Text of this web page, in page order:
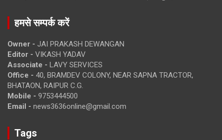
हमसे सम्पर्क करें
Owner - JAI PRAKASH DEWANGAN
Editor - VIKASH YADAV
Associate - LAVY SERVICES
Office - 40, BRAMDEV COLONY, NEAR SAPNA TRACTOR,
BHATAON, RAIPUR C.G.
Mobile - 9753444500
Email - news3636online@gmail.com
Tags